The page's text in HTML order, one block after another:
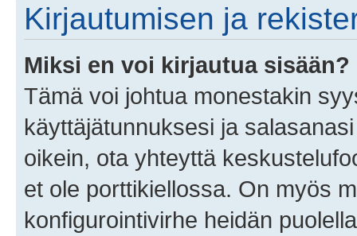
Kirjautumisen ja
Miksi en voi kirjautua sisään?
Tämä voi johtua monestakin
käyttäjätunnuksesi ja
oikein, ota yhteyttä
et ole porttikiellossa. On myös
konfigurointivirhe heidän